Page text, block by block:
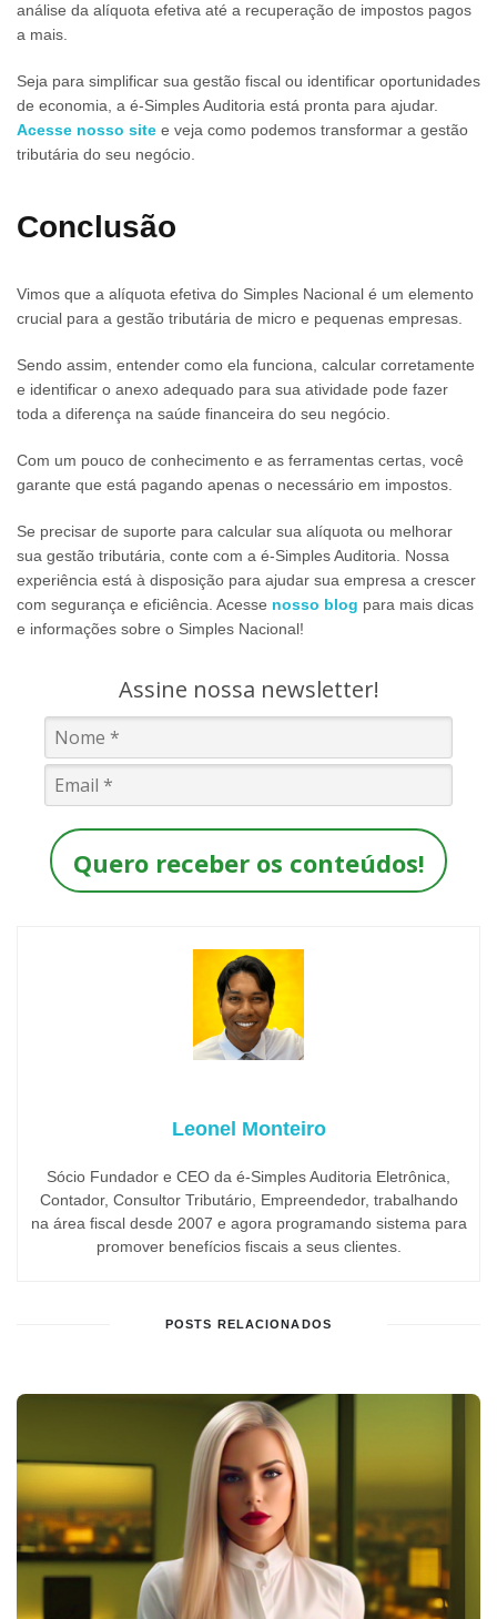
análise da alíquota efetiva até a recuperação de impostos pagos
a mais.
Seja para simplificar sua gestão fiscal ou identificar oportunidades
de economia, a é-Simples Auditoria está pronta para ajudar.
Acesse nosso site e veja como podemos transformar a gestão
tributária do seu negócio.
Conclusão
Vimos que a alíquota efetiva do Simples Nacional é um elemento
crucial para a gestão tributária de micro e pequenas empresas.
Sendo assim, entender como ela funciona, calcular corretamente
e identificar o anexo adequado para sua atividade pode fazer
toda a diferença na saúde financeira do seu negócio.
Com um pouco de conhecimento e as ferramentas certas, você
garante que está pagando apenas o necessário em impostos.
Se precisar de suporte para calcular sua alíquota ou melhorar
sua gestão tributária, conte com a é-Simples Auditoria. Nossa
experiência está à disposição para ajudar sua empresa a crescer
com segurança e eficiência. Acesse nosso blog para mais dicas
e informações sobre o Simples Nacional!
Assine nossa newsletter!
Quero receber os conteúdos!
Leonel Monteiro
Sócio Fundador e CEO da é-Simples Auditoria Eletrônica,
Contador, Consultor Tributário, Empreendedor, trabalhando
na área fiscal desde 2007 e agora programando sistema para
promover benefícios fiscais a seus clientes.
POSTS RELACIONADOS